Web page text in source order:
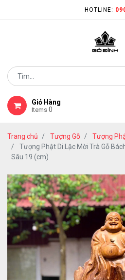
HOTLINE:
Giỏ Hàng
Items 0
Trang chủ Tượng Gỗ
Tượng
Tượng Phật Di Lặc Mời Trà Gỗ
Sâu 19 (cm)